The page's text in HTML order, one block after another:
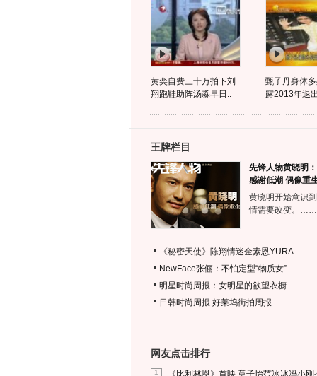
黄奕自费三十万拍下刘
翔跑鞋助阵汤淼早日..
甄子丹身体
露2013年退
王牌栏目
先锋人物黄晓明：
感谢低潮 偶像重
黄晓明开始意识
情需要改变。……
《秘密天使》陈翔情迷金素恩YURA
NewFace张俪：不怕定型“物质女”
明星时尚周报：女明星的欲望衣橱
日韩时尚周报 好莱坞街拍周报
网友点击排行
1 《比利林恩》首映 章子怡范冰冰冯小